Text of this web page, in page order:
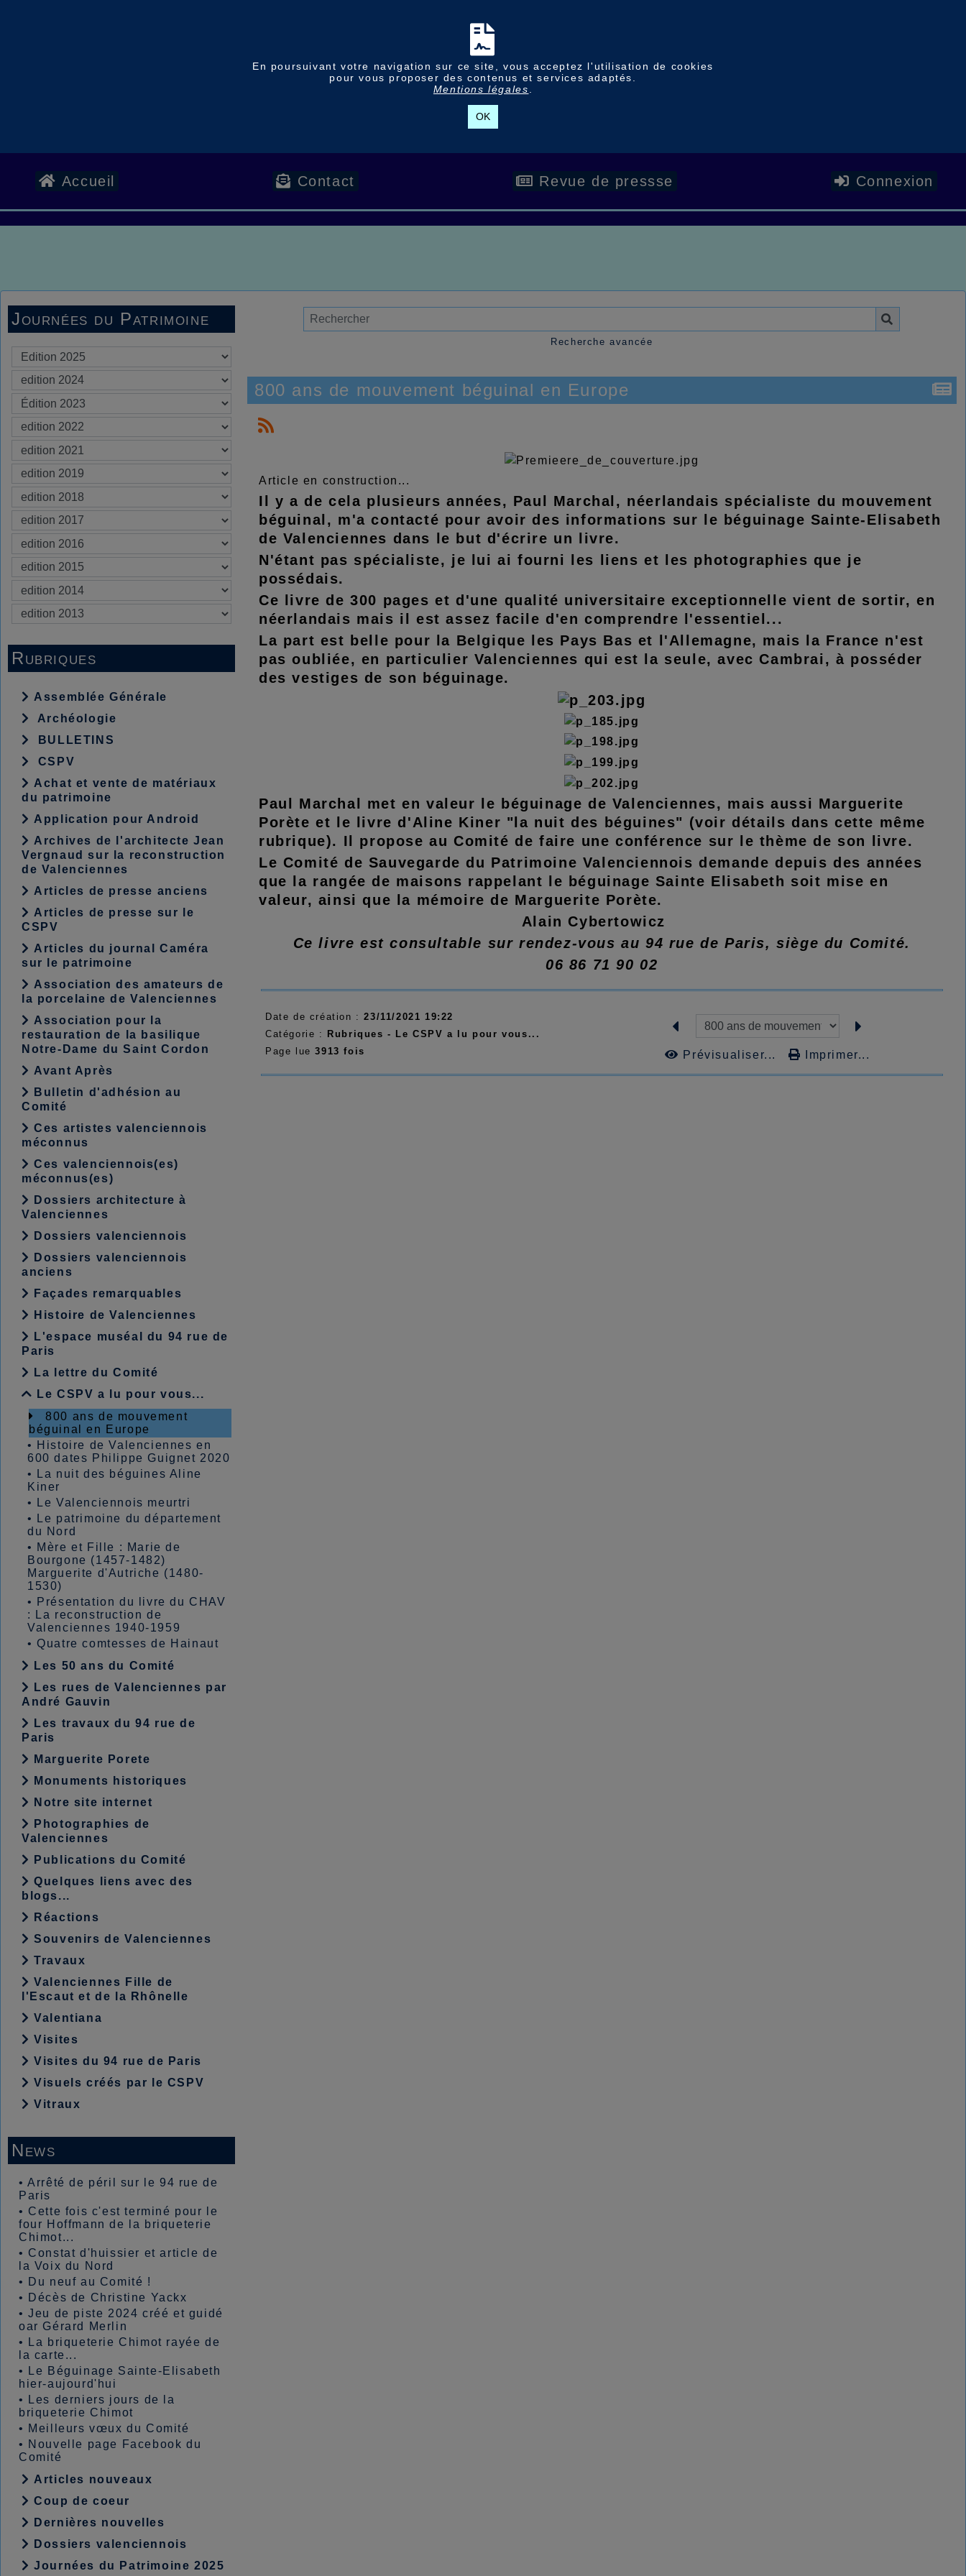
En poursuivant votre navigation sur ce site, vous acceptez l'utilisation de cookies
pour vous proposer des contenus et services adaptés.
Mentions légales
OK
Accueil Contact Revue de pressse Connexion
Journées du Patrimoine
Rubriques
Assemblée Générale
Archéologie
BULLETINS
CSPV
Achat et vente de matériaux
du patrimoine
Application pour Android
Archives de l'architecte Jean
Vergnaud sur la reconstruction
de Valenciennes
Articles de presse anciens
Articles de presse sur le
CSPV
Articles du journal Caméra
sur le patrimoine
Association des amateurs de
la porcelaine de Valenciennes
Association pour la
restauration de la basilique
Notre-Dame du Saint Cordon
Avant Après
Bulletin d'adhésion au
Comité
Ces artistes valenciennois
méconnus
Ces valenciennois(es)
méconnus(es)
Dossiers architecture à
Valenciennes
Dossiers valenciennois
Dossiers valenciennois
anciens
Façades remarquables
Histoire de Valenciennes
L'espace muséal du 94 rue de
Paris
La lettre du Comité
Le CSPV a lu pour vous...
800 ans de mouvement
béguinal en Europe
•
Histoire de Valenciennes en
600 dates Philippe Guignet 2020
•
La nuit des béguines Aline
Kiner
•
Le Valenciennois meurtri
•
Le patrimoine du département
du Nord
• Mère et Fille : Marie de
Bourgone (1457-1482)
Marguerite d'Autriche (1480-
1530)
•
Présentation du livre du CHAV
: La reconstruction de
Valenciennes 1940-1959
•Quatre comtesses de Hainaut
Les 50 ans du Comité
Les rues de Valenciennes par
André Gauvin
Les travaux du 94 rue de
Paris
Marguerite Porete
Monuments historiques
Notre site internet
Photographies de
Valenciennes
Publications du Comité
Quelques liens avec des
blogs...
Réactions
Souvenirs de Valenciennes
Travaux
Valenciennes Fille de
l'Escaut et de la Rhônelle
Valentiana
Visites
Visites du 94 rue de Paris
Visuels créés par le CSPV
Vitraux
News
•Arrêté de péril sur le 94 rue de
Paris
• Cette fois c'est terminé pour le
four Hoffmann de la briqueterie
Chimot...
• Constat d'huissier et article de
la Voix du Nord
•
Du neuf au Comité !
•
Décès de Christine Yackx
•Jeu de piste 2024 créé et guidé
oar Gérard Merlin
•
La briqueterie Chimot rayée de
la carte...
•
Le Béguinage Sainte-Elisabeth
hier-aujourd'hui
•
Les derniers jours de la
briqueterie Chimot
• Meilleurs vœux du Comité
• Nouvelle page Facebook du
Comité
Articles nouveaux
Coup de coeur
Dernières nouvelles
Dossiers valenciennois
Journées du Patrimoine 2025
Recherche avancée
800 ans de mouvement béguinal en Europe
Article en construction...
Il y a de cela plusieurs années, Paul Marchal, néerlandais spécialiste du mouvement
béguinal, m'a contacté pour avoir des informations sur le béguinage Sainte-Elisabeth
de Valenciennes dans le but d'écrire un livre.
N'étant pas spécialiste, je lui ai fourni les liens et les photographies que je
possédais.
Ce livre de 300 pages et d'une qualité universitaire exceptionnelle vient de sortir, en
néerlandais mais il est assez facile d'en comprendre l'essentiel...
La part est belle pour la Belgique les Pays Bas et l'Allemagne, mais la France n'est
pas oubliée, en particulier Valenciennes qui est la seule, avec Cambrai, à posséder
des vestiges de son béguinage.
Paul Marchal met en valeur le béguinage de Valenciennes, mais aussi Marguerite
Porète et le livre d'Aline Kiner "la nuit des béguines" (voir détails dans cette même
rubrique). Il propose au Comité de faire une conférence sur le thème de son livre.
Le Comité de Sauvegarde du Patrimoine Valenciennois demande depuis des années
que la rangée de maisons rappelant le béguinage Sainte Elisabeth soit mise en
valeur, ainsi que la mémoire de Marguerite Porète.
Alain Cybertowicz
Ce livre est consultable sur rendez-vous au 94 rue de Paris, siège du Comité.
06 86 71 90 02
Date de création :23/11/2021 19:22
Catégorie :
Rubriques - Le CSPV a lu pour vous...
Page lue3913 fois Prévisualiser... Imprimer...